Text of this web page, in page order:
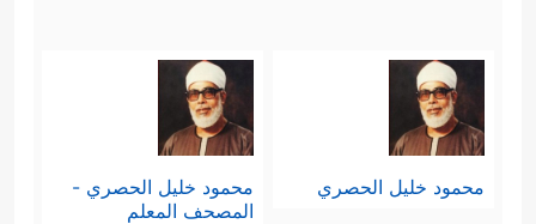
محمود خليل الحصري
محمود خليل الحصري -
المصحف المعلم